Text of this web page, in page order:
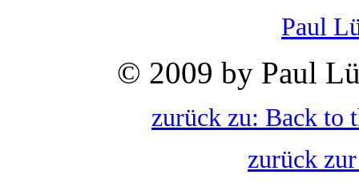
Paul
© 2009 by Paul
zurück zu: Back to
zurück